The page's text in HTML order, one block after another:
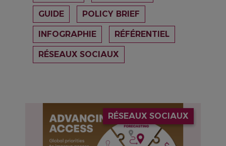
GUIDE POLICY BRIEF
INFOGRAPHIE RÉFÉRENTIEL
RÉSEAUX SOCIAUX
RÉSEAUX SOCIAUX